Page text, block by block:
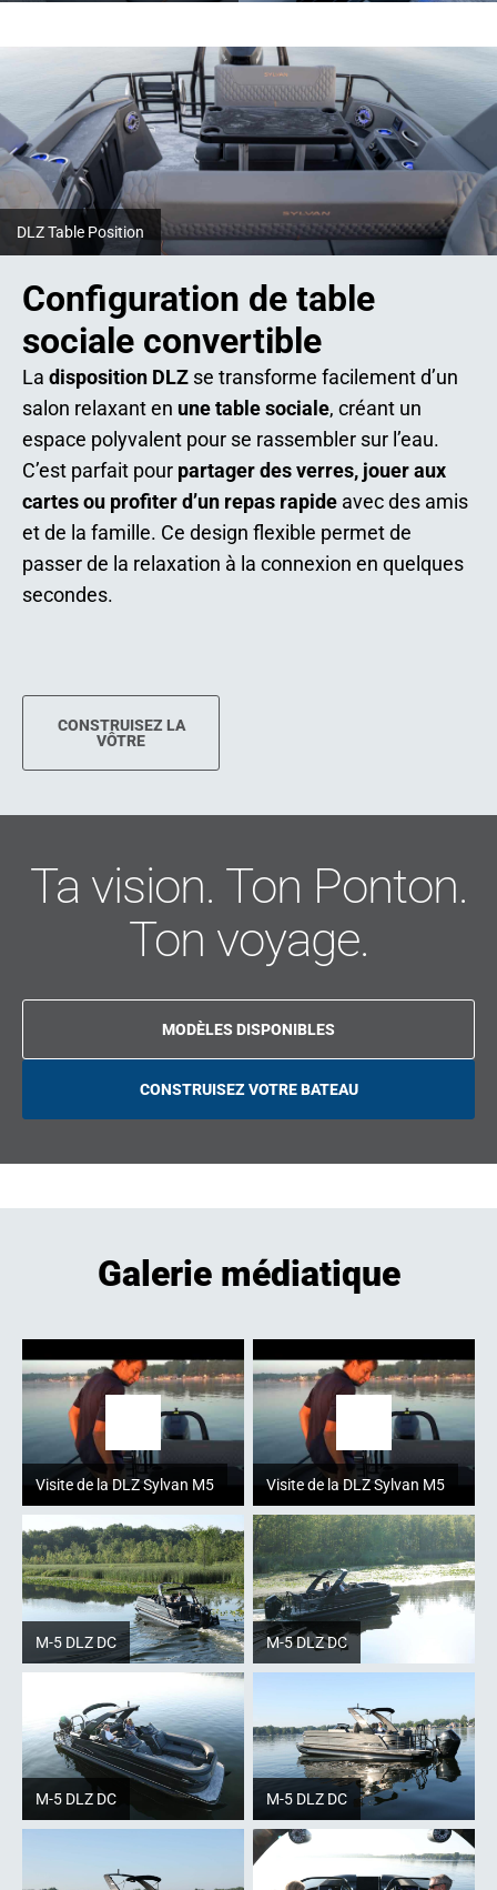
DLZ Table Position
Configuration de table
sociale convertible
La disposition DLZ se transforme facilement d’un
salon relaxant en une table sociale, créant un
espace polyvalent pour se rassembler sur l’eau.
C’est parfait pour partager des verres, jouer aux
cartes ou profiter d’un repas rapide avec des amis
et de la famille. Ce design flexible permet de
passer de la relaxation à la connexion en quelques
secondes.
CONSTRUISEZ LA
VÔTRE
Ta vision. Ton Ponton.
Ton voyage.
MODÈLES DISPONIBLES
CONSTRUISEZ VOTRE BATEAU
O
A
T
A
Galerie médiatique
Visite de la DLZ Sylvan M5 Visite de la DLZ Sylvan M5
M-5 DLZ DC M-5 DLZ DC
M-5 DLZ DC M-5 DLZ DC